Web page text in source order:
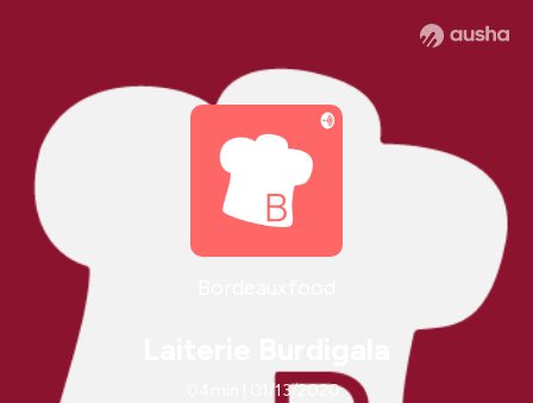
04min | 01/13/2020